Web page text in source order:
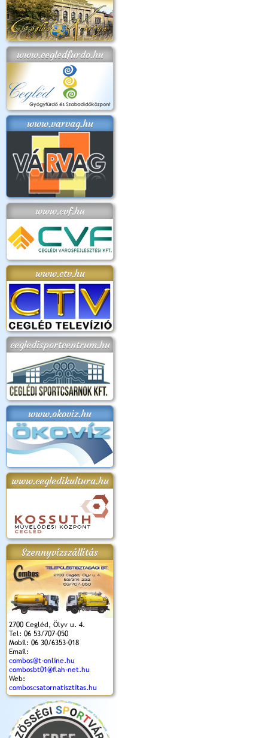
www.cegledfurdo.hu
www.varvag.hu
www.cvf.hu
www.ctv.hu
cegledisportcentrum.hu
www.okoviz.hu
www.cegledikultura.hu
Szennyvízszállítás
2700 Cegléd, Ölyv u. 4.
Tel: 06 53/707-050
Mobil: 06 30/6353-018
Email:
combos@t-online.hu
combosbt01@flah-net.hu
Web:
comboscsatornatisztitas.hu
2018.
Kossuth Toborzó
Ünnepély
Szent István Ünnepe
(2017. 08. 20.)